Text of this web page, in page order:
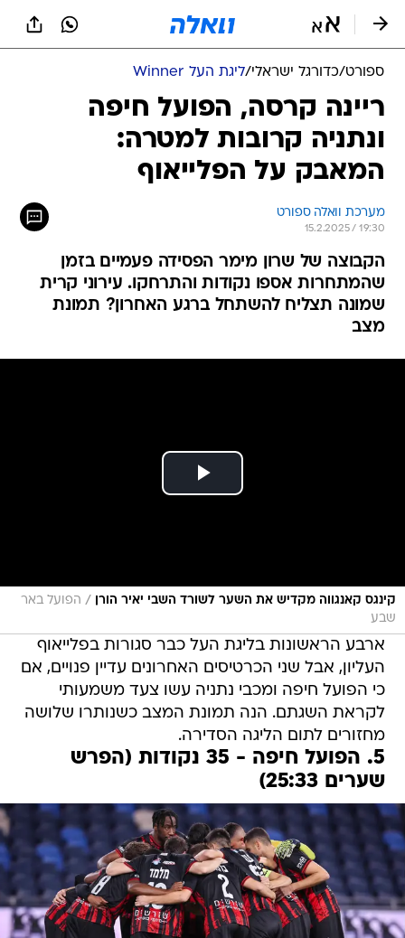
ספורט/כדורגל ישראלי/ליגת העל Winner
ריינה קרסה, הפועל חיפה
ונתניה קרובות למטרה:
המאבק על הפלייאוף
מערכת וואלה ספורט
15.2.2025 / 19:30
הקבוצה של שרון מימר הפסידה פעמיים בזמן
שהמתחרות אספו נקודות והתרחקו. עירוני קרית
שמונה תצליח להשתחל ברגע האחרון? תמונת
מצב
קינגס קאנגווה מקדיש את השער לשורד השבי יאיר הורן / הפועל באר
שבע
ארבע הראשונות בליגת העל כבר סגורות בפלייאוף
העליון, אבל שני הכרטיסים האחרונים עדיין פנויים, אם
כי הפועל חיפה ומכבי נתניה עשו צעד משמעותי
לקראת השגתם. הנה תמונת המצב כשנותרו שלושה
מחזורים לתום הליגה הסדירה.
5. הפועל חיפה - 35 נקודות (הפרש
שערים 25:33)